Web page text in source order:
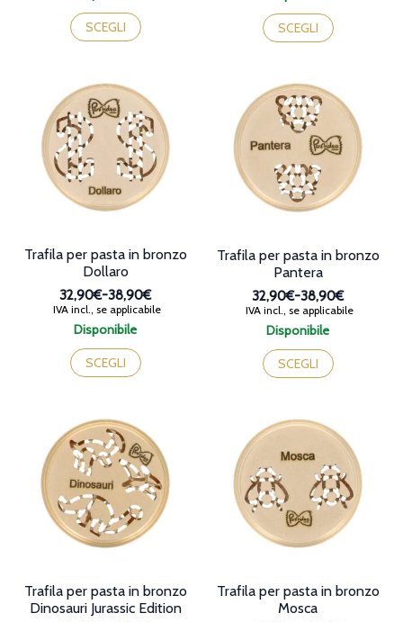
da
32,90€
SCEGLI
Questo
prodotto
ha
Le
opzioni
possono
essere
scelte
nella
pagina
del
da
32,90€
SCEGLI
Questo
prodotto
ha
Le
opzioni
possono
essere
scelte
nella
pagina
del
Disponibile
Trafila per pasta in bronzo
Dollaro
32,90€-38,90€
Fascia
di
da
32,90€
IVA incl., se applicabile
SCEGLI
Questo
prodotto
ha
Le
opzioni
possono
essere
scelte
nella
pagina
del
Disponibile
Trafila per pasta in bronzo
Pantera
32,90€-38,90€
Fascia
di
da
32,90€
IVA incl., se applicabile
SCEGLI
Questo
prodotto
ha
Le
opzioni
possono
essere
scelte
nella
pagina
Trafila per pasta in bronzo
Dinosauri Jurassic Edition
Trafila per pasta in bronzo
Mosca